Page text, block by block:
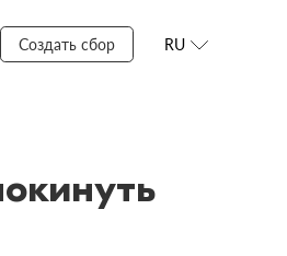
Создать сбор RU